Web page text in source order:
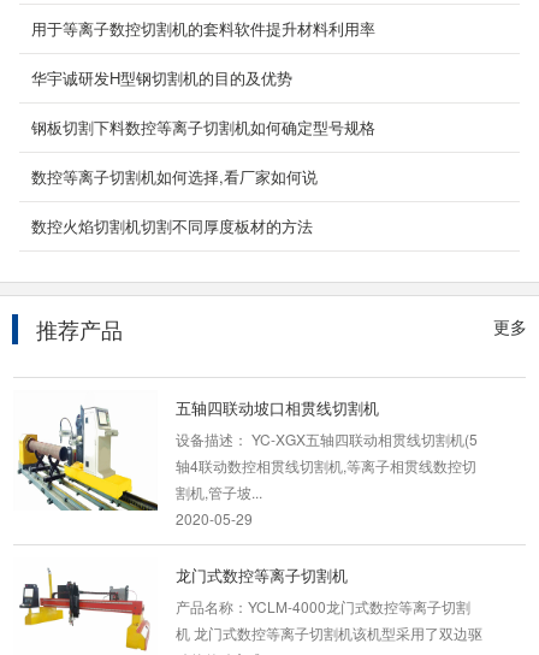
用于等离子数控切割机的套料软件提升材料利用率
华宇诚研发H型钢切割机的目的及优势
钢板切割下料数控等离子切割机如何确定型号规格
数控等离子切割机如何选择,看厂家如何说
数控火焰切割机切割不同厚度板材的方法
更多
推荐产品
旋转平台光纤激光切割机
风管激光数控机床（又名通风管道行业异形件风
管全自动上下料激光切割机,风管激光下料机,旋
转平台光...
2022-02-17
1000w手持激光焊接机
设备外形、结构和操作界面非常人性化。采用工
五轴四联动坡口相贯线切割机
设备描述： YC-XGX五轴四联动相贯线切割机(5
轴4联动数控相贯线切割机,等离子相贯线数控切
割机,管子坡...
2020-05-29
龙门式数控等离子切割机
产品名称：YCLM-4000龙门式数控等离子切割
机 龙门式数控等离子切割机该机型采用了双边驱